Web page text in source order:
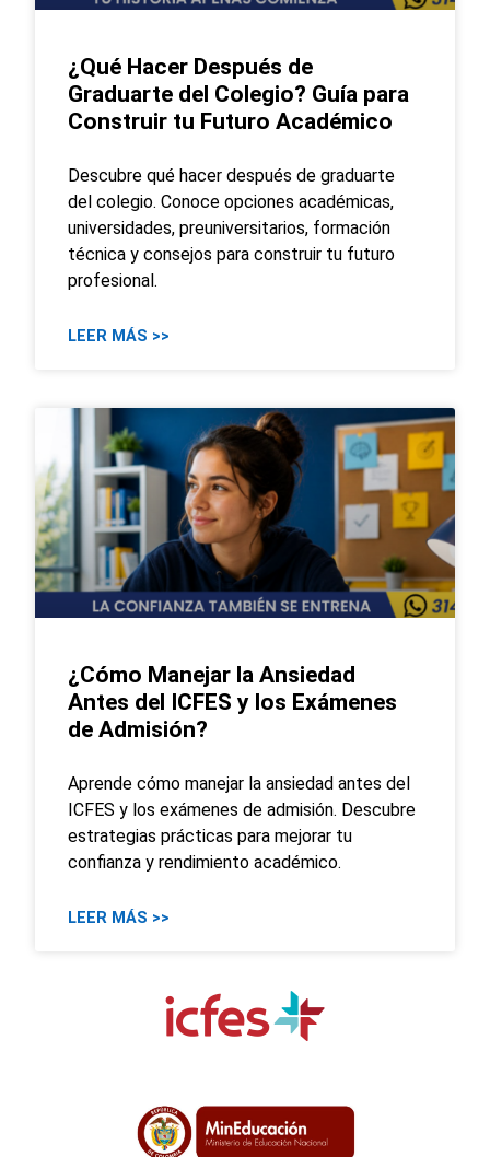
¿Qué Hacer Después de
Graduarte del Colegio? Guía para
Construir tu Futuro Académico
Descubre qué hacer después de graduarte
del colegio. Conoce opciones académicas,
universidades, preuniversitarios, formación
técnica y consejos para construir tu futuro
profesional.
LEER MÁS >>
¿Cómo Manejar la Ansiedad
Antes del ICFES y los Exámenes
de Admisión?
Aprende cómo manejar la ansiedad antes del
ICFES y los exámenes de admisión. Descubre
estrategias prácticas para mejorar tu
confianza y rendimiento académico.
LEER MÁS >>